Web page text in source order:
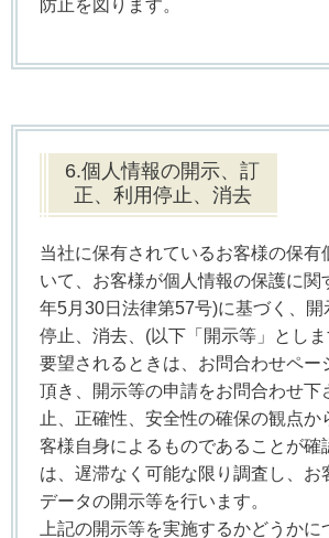
防止を図ります。
6.個人情報の開示、訂
正、利用停止、消去
当社に保有されているお客様の保有
いて、お客様が個人情報の保護に関
年5月30日法律第57号)に基づく、開
停止、消去、(以下「開示等」とし
要望されるときは、お問合わせペー
頂き、開示等の申請をお問合わせ下
止、正確性、安全性の確保の観点か
客様自身によるものであることが確
は、遅滞なく可能な限り調査し、お
データの開示等を行います。
上記の開示等を実施するかどうかに